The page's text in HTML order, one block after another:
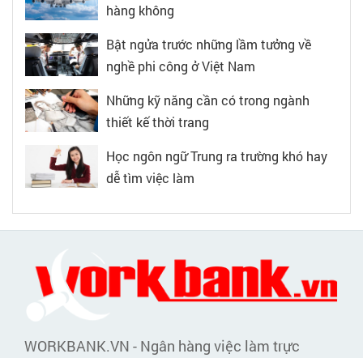
hàng không
Bật ngửa trước những lầm tưởng về
nghề phi công ở Việt Nam
Những kỹ năng cần có trong ngành
thiết kế thời trang
Học ngôn ngữ Trung ra trường khó hay
dễ tìm việc làm
WORKBANK.VN - Ngân hàng việc làm trực